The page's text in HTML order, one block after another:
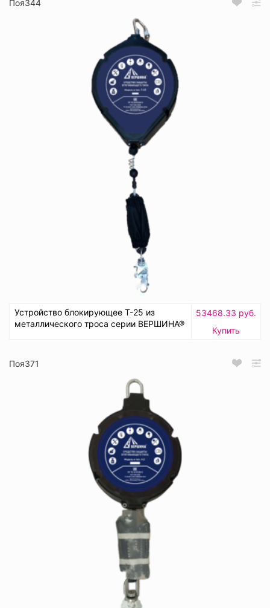
Поя344
Устройство блокирующее Т-25 из
металлического троса серии ВЕРШИНА®
53468.33 руб.
Купить
Поя371